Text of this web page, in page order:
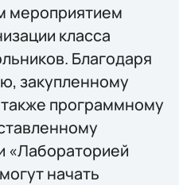
мероприятием
класса
Благодаря
закупленному
программному
«Лабораторией
начать